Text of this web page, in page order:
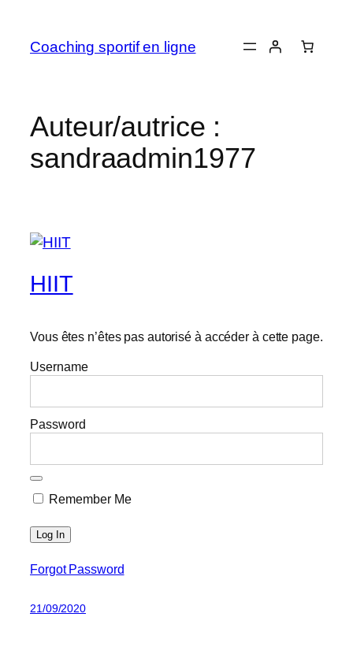
Coaching sportif en ligne
Auteur/autrice :
sandraadmin1977
HIIT
Vous êtes n’êtes pas autorisé à accéder à cette page.
Username
Password
Remember Me
Forgot Password
21/09/2020